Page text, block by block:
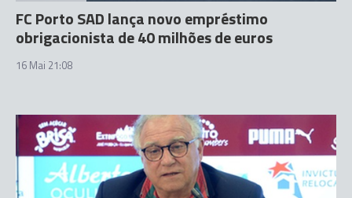
FC Porto SAD lança novo empréstimo
obrigacionista de 40 milhões de euros
16 Mai 21:08